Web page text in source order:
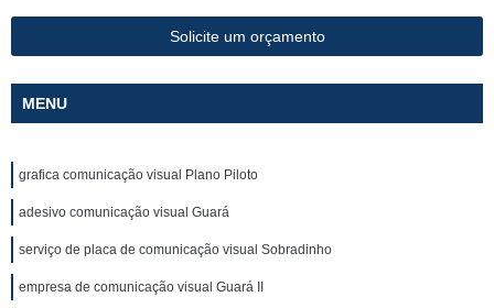
Solicite um orçamento
MENU
grafica comunicação visual Plano Piloto
adesivo comunicação visual Guará
serviço de placa de comunicação visual Sobradinho
empresa de comunicação visual Guará II